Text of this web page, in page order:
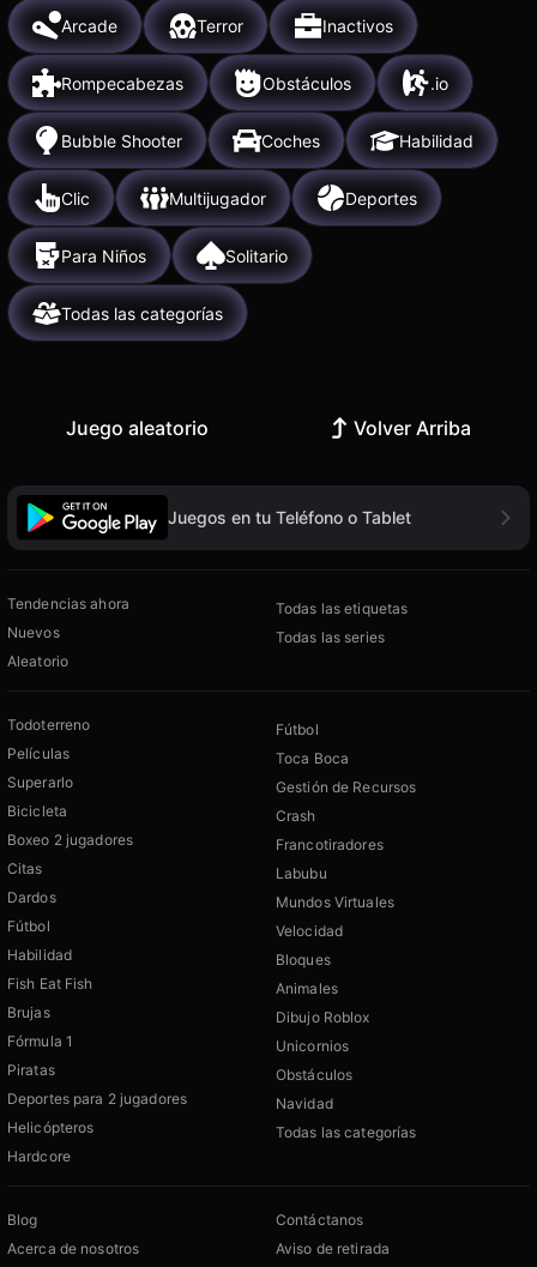
Arcade Terror Inactivos
Rompecabezas Obstáculos .io
Bubble Shooter Coches Habilidad
Clic Multijugador Deportes
Para Niños Solitario
Todas las categorías
Juego aleatorio Volver Arriba
Juegos en tu Teléfono o Tablet
Tendencias ahora
Nuevos
Aleatorio
Todas las etiquetas
Todas las series
Todoterreno
Películas
Superarlo
Bicicleta
Boxeo 2 jugadores
Citas
Dardos
Fútbol
Habilidad
Fish Eat Fish
Brujas
Fórmula 1
Piratas
Deportes para 2 jugadores
Helicópteros
Hardcore
Fútbol
Toca Boca
Gestión de Recursos
Crash
Francotiradores
Labubu
Mundos Virtuales
Velocidad
Bloques
Animales
Dibujo Roblox
Unicornios
Obstáculos
Navidad
Todas las categorías
Blog
Acerca de nosotros
Contáctanos
Aviso de retirada